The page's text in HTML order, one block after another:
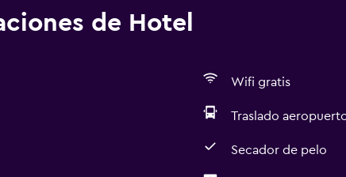
de Hotel
Wifi gratis
Traslado
Secador de pelo